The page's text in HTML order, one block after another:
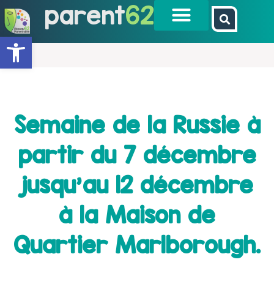
Ouvrir la barre d’outils
parent62
Semaine de la Russie à
partir du 7 décembre
jusqu’au 12 décembre
à la Maison de
Quartier Marlborough.